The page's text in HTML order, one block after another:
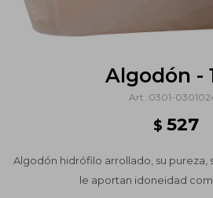
Algodón -
0301-
$ 527
Algodón hidrófilo arrollado, su pureza,
le aportan idoneidad